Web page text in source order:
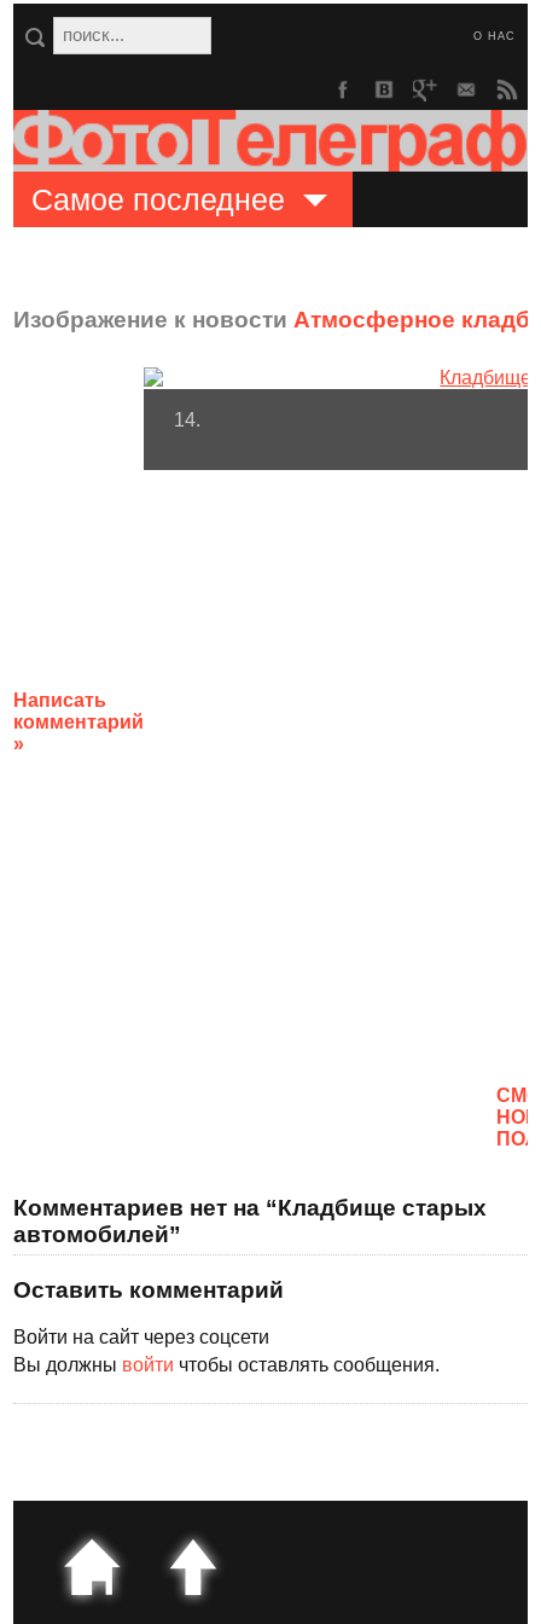
О НАС
Самое последнее
Изображение к новости Атмосферное
Написать
комментарий
»
14.
Комментариев нет на “Кладбище старых
автомобилей”
Оставить комментарий
Войти на сайт через соцсети
Вы должны войти чтобы оставлять сообщения.